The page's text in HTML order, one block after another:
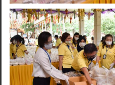
Search